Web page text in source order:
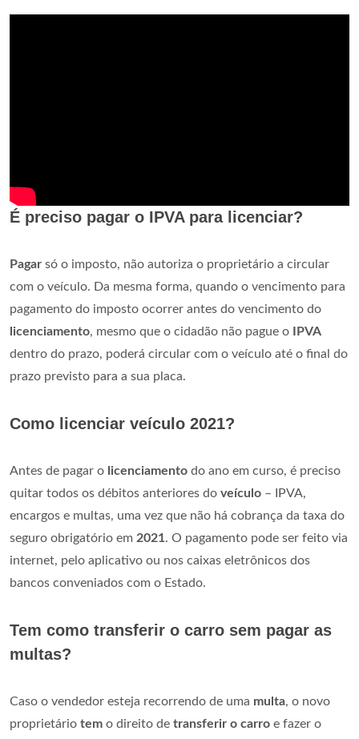
É preciso pagar o IPVA para licenciar?
Pagar só o imposto, não autoriza o proprietário a circular
com o veículo. Da mesma forma, quando o vencimento para
pagamento do imposto ocorrer antes do vencimento do
licenciamento, mesmo que o cidadão não pague o
IPVA
dentro do prazo, poderá circular com o veículo até o final do
prazo previsto para a sua placa.
Como licenciar veículo 2021?
Antes de pagar o licenciamento do ano em curso, é preciso
quitar todos os débitos anteriores do veículo – IPVA,
encargos e multas, uma vez que não há cobrança da taxa do
seguro obrigatório em 2021. O pagamento pode ser feito via
internet, pelo aplicativo ou nos caixas eletrônicos dos
bancos conveniados com o Estado.
Tem como transferir o carro sem pagar as
multas?
Caso o vendedor esteja recorrendo de uma multa, o novo
proprietário tem o direito de transferir o carro e fazer o